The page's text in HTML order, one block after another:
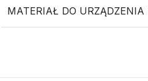
MATERIAŁ DO URZĄDZENIA